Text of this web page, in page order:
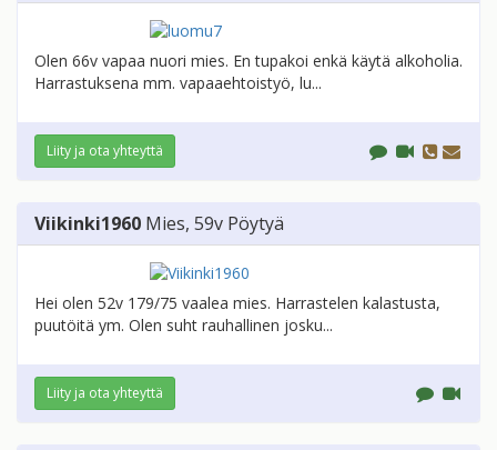
Olen 66v vapaa nuori mies. En tupakoi enkä käytä alkoholia.
Harrastuksena mm. vapaaehtoistyö, lu...
Liity ja ota yhteyttä
Viikinki1960 Mies, 59v Pöytyä
Hei olen 52v 179/75 vaalea mies. Harrastelen kalastusta,
puutöitä ym. Olen suht rauhallinen josku...
Liity ja ota yhteyttä